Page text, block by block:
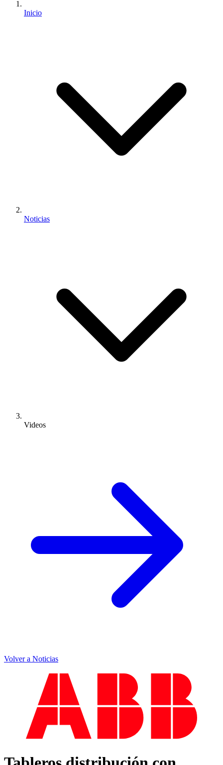
Inicio
Noticias
Videos
Volver a Noticias